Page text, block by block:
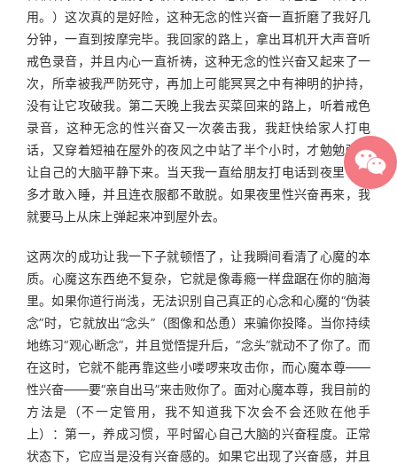
用。）这次真的是好险，这种无念的性兴奋一直折磨了我好几
分钟，一直到按摩完毕。我回家的路上，拿出耳机开大声音听
戒色录音，并且内心一直祈祷，这种无念的性兴奋又起来了一
次，所幸被我严防死守，再加上可能冥冥之中有神明的护持，
没有让它攻破我。第二天晚上我去买菜回来的路上，听着戒色
录音，这种无念的性兴奋又一次袭击我，我赶快给家人打电
话，又穿着短袖在屋外的夜风之中站了半个小时，才勉勉强强
让自己的大脑平静下来。当天我一直给朋友打电话到夜里一点
多才敢入睡，并且连衣服都不敢脱。如果夜里性兴奋再来，我
就要马上从床上弹起来冲到屋外去。
这两次的成功让我一下子就顿悟了，让我瞬间看清了心魔的本
质。心魔这东西绝不复杂，它就是像毒瘾一样盘踞在你的脑海
里。如果你道行尚浅，无法识别自己真正的心念和心魔的“伪装
念”时，它就放出“念头”（图像和怂恿）来骗你投降。当你持续
地练习“观心断念”，并且觉悟提升后，“念头”就动不了你了。而
在这时，它就不能再靠这些小喽啰来攻击你，而心魔本尊——
性兴奋——要“亲自出马”来击败你了。面对心魔本尊，我目前的
方法是（不一定管用，我不知道我下次会不会还败在他手
上）：第一，养成习惯，平时留心自己大脑的兴奋程度。正常
状态下，它应当是没有兴奋感的。如果它出现了兴奋感，并且